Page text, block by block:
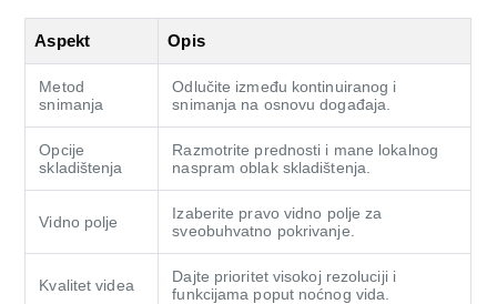
Aspekt Opis
Metod
snimanja
Odlučite između kontinuiranog i
snimanja na osnovu događaja.
Opcije
skladištenja
Razmotrite prednosti i mane lokalnog
naspram oblak skladištenja.
Vidno polje
Izaberite pravo vidno polje za
sveobuhvatno pokrivanje.
Kvalitet videa
Dajte prioritet visokoj rezoluciji i
funkcijama poput noćnog vida.